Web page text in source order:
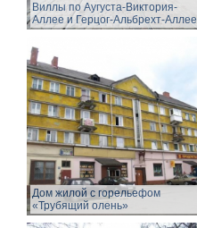
Виллы по Аугуста-Виктория-
Аллее и Герцог-Альбрехт-Аллее
Дом жилой с горельефом
«Трубящий олень»